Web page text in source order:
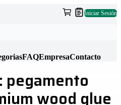
Iniciar Sesión
FAQEmpresaContacto
pegamento
wood glue